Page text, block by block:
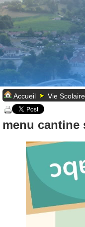
Accueil Vie Scolaire
menu cantine